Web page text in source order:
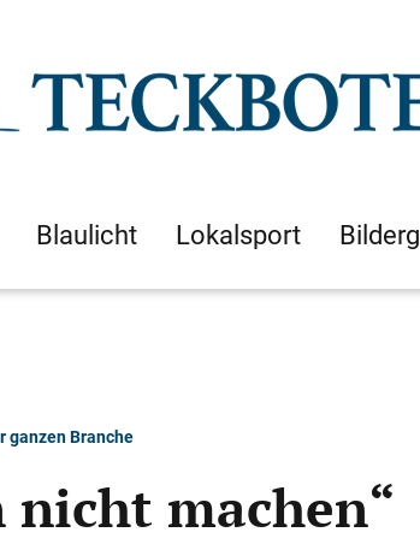
Blaulicht Lokalsport
ganzen Branche
nicht machen“​